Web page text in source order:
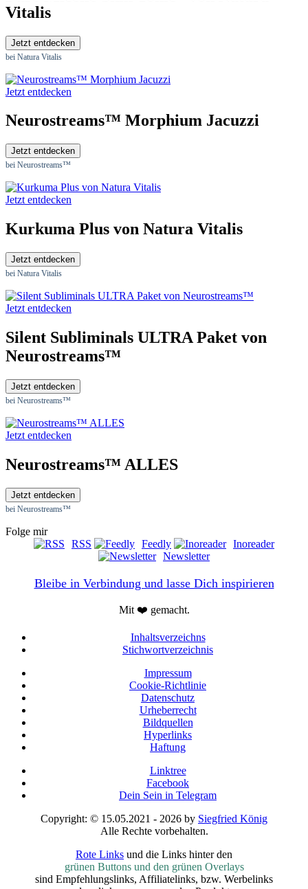
Vitalis
Jetzt entdecken
bei Natura Vitalis
Jetzt entdecken
Neurostreams™ Morphium Jacuzzi
Jetzt entdecken
bei Neurostreams™
Jetzt entdecken
Kurkuma Plus von Natura Vitalis
Jetzt entdecken
bei Natura Vitalis
Jetzt entdecken
Silent Subliminals ULTRA Paket von
Neurostreams™
Jetzt entdecken
bei Neurostreams™
Jetzt entdecken
Neurostreams™ ALLES
Jetzt entdecken
bei Neurostreams™
Folge mir
RSS
Feedly
Inoreader
Newsletter
Bleibe in Verbindung und lasse Dich inspirieren
Mit ❤️ gemacht.
Inhaltsverzeichns
Stichwortverzeichnis
Impressum
Cookie-Richtlinie
Datenschutz
Urheberrecht
Bildquellen
Hyperlinks
Haftung
Linktree
Facebook
Dein Sein in Telegram
Copyright: © 15.05.2021 - 2026 by Siegfried König
Alle Rechte vorbehalten.
Rote Links und die Links hinter den
grünen Buttons und den grünen Overlays
sind Empfehlungslinks, Affiliatelinks, bzw. Werbelinks